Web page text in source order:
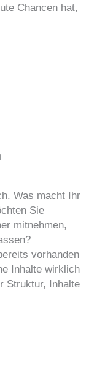
Chancen hat,
Was macht Ihr
Sie
mitnehmen,
vorhanden
Inhalte wirklich
Struktur, Inhalte